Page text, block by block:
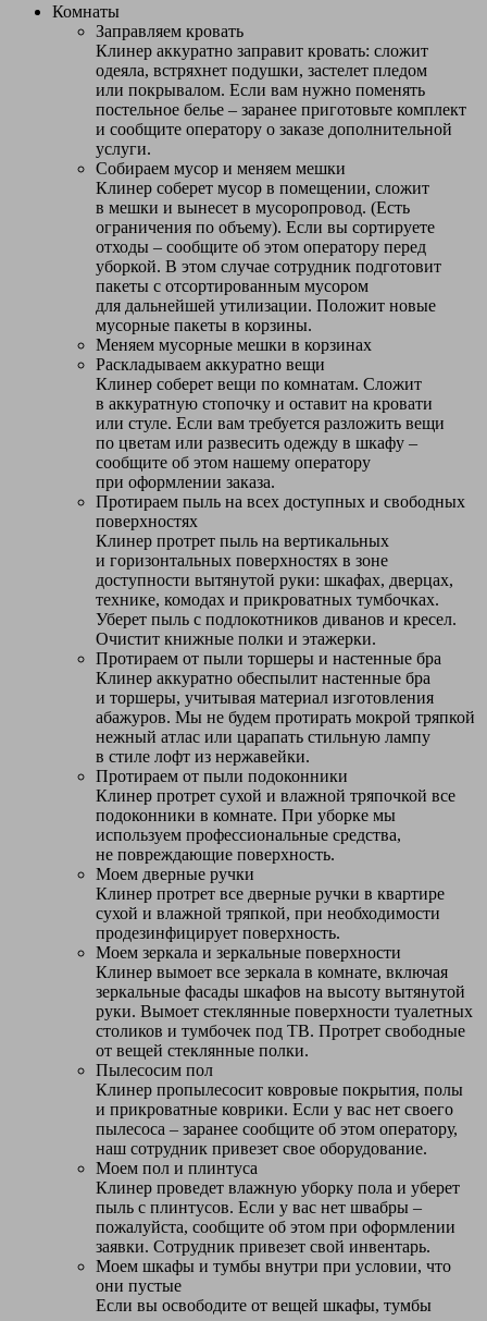
Комнаты
Заправляем кровать
Клинер аккуратно заправит кровать: сложит
одеяла, встряхнет подушки, застелет пледом
или покрывалом. Если вам нужно поменять
постельное белье – заранее приготовьте комплект
и сообщите оператору о заказе дополнительной
услуги.
Собираем мусор и меняем мешки
Клинер соберет мусор в помещении, сложит
в мешки и вынесет в мусоропровод. (Есть
ограничения по объему). Если вы сортируете
отходы – сообщите об этом оператору перед
уборкой. В этом случае сотрудник подготовит
пакеты с отсортированным мусором
для дальнейшей утилизации. Положит новые
мусорные пакеты в корзины.
Меняем мусорные мешки в корзинах
Раскладываем аккуратно вещи
Клинер соберет вещи по комнатам. Сложит
в аккуратную стопочку и оставит на кровати
или стуле. Если вам требуется разложить вещи
по цветам или развесить одежду в шкафу –
сообщите об этом нашему оператору
при оформлении заказа.
Протираем пыль на всех доступных и свободных
поверхностях
Клинер протрет пыль на вертикальных
и горизонтальных поверхностях в зоне
доступности вытянутой руки: шкафах, дверцах,
технике, комодах и прикроватных тумбочках.
Уберет пыль с подлокотников диванов и кресел.
Очистит книжные полки и этажерки.
Протираем от пыли торшеры и настенные бра
Клинер аккуратно обеспылит настенные бра
и торшеры, учитывая материал изготовления
абажуров. Мы не будем протирать мокрой тряпкой
нежный атлас или царапать стильную лампу
в стиле лофт из нержавейки.
Протираем от пыли подоконники
Клинер протрет сухой и влажной тряпочкой все
подоконники в комнате. При уборке мы
используем профессиональные средства,
не повреждающие поверхность.
Моем дверные ручки
Клинер протрет все дверные ручки в квартире
сухой и влажной тряпкой, при необходимости
продезинфицирует поверхность.
Моем зеркала и зеркальные поверхности
Клинер вымоет все зеркала в комнате, включая
зеркальные фасады шкафов на высоту вытянутой
руки. Вымоет стеклянные поверхности туалетных
столиков и тумбочек под ТВ. Протрет свободные
от вещей стеклянные полки.
Пылесосим пол
Клинер пропылесосит ковровые покрытия, полы
и прикроватные коврики. Если у вас нет своего
пылесоса – заранее сообщите об этом оператору,
наш сотрудник привезет свое оборудование.
Моем пол и плинтуса
Клинер проведет влажную уборку пола и уберет
пыль с плинтусов. Если у вас нет швабры –
пожалуйста, сообщите об этом при оформлении
заявки. Сотрудник привезет свой инвентарь.
Моем шкафы и тумбы внутри при условии, что
они пустые
Если вы освободите от вещей шкафы, тумбы